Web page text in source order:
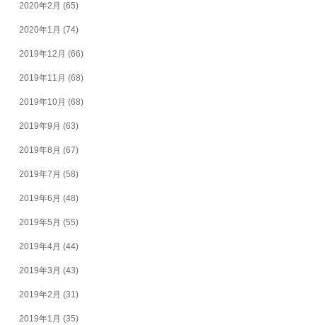
2020年2月 (65)
2020年1月 (74)
2019年12月 (66)
2019年11月 (68)
2019年10月 (68)
2019年9月 (63)
2019年8月 (67)
2019年7月 (58)
2019年6月 (48)
2019年5月 (55)
2019年4月 (44)
2019年3月 (43)
2019年2月 (31)
2019年1月 (35)